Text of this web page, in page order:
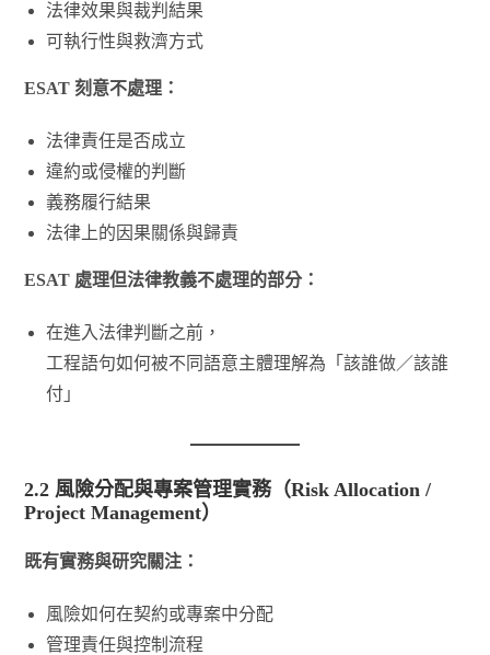
法律效果與裁判結果
可執行性與救濟方式
ESAT 刻意不處理：
法律責任是否成立
違約或侵權的判斷
義務履行結果
法律上的因果關係與歸責
ESAT 處理但法律教義不處理的部分：
在進入法律判斷之前，
工程語句如何被不同語意主體理解為「該誰做／該誰
付」
2.2 風險分配與專案管理實務（Risk Allocation /
Project Management）
既有實務與研究關注：
風險如何在契約或專案中分配
管理責任與控制流程